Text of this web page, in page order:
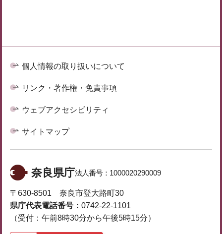
個人情報の取り扱いについて
リンク・著作権・免責事項
ウェブアクセシビリティ
サイトマップ
奈良県庁法人番号： 1000020290009
〒630-8501 奈良市登大路町30
県庁代表電話番号： 0742-22-1101
（受付：午前8時30分から午後5時15分）